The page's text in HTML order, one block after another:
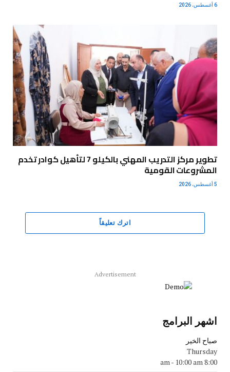
6 أغسطس، 2026
تطوير مركز التدريب المهني بالكيلو 7 لتأهيل كوادر تخدم
المشروعات القومية
5 أغسطس، 2026
اترك تعليقاً
Advertisement
اشهر البرامج
صباح الخير
Thursday
8:00 am
- 10:00 am